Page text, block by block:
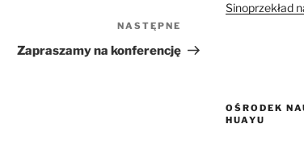
wpis
NASTĘPNE
Zapraszamy na konferencję
Sinoprzekład
OŚRODEK
HUAYU